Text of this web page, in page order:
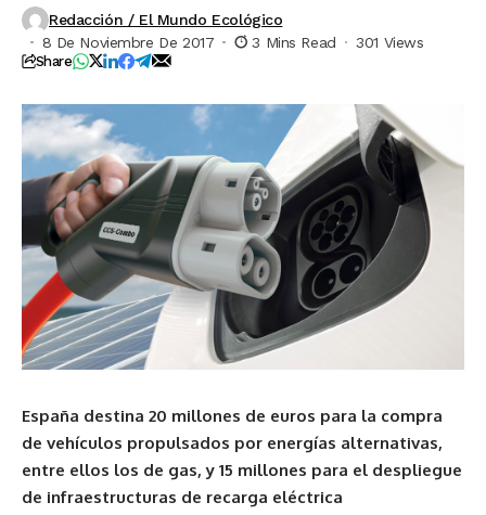
Redacción / El Mundo Ecológico
8 De Noviembre De 2017
3 Mins Read 301 Views
Share
España destina 20 millones de euros para la compra
de vehículos propulsados por energías alternativas,
entre ellos los de gas, y 15 millones para el despliegue
de infraestructuras de recarga eléctrica